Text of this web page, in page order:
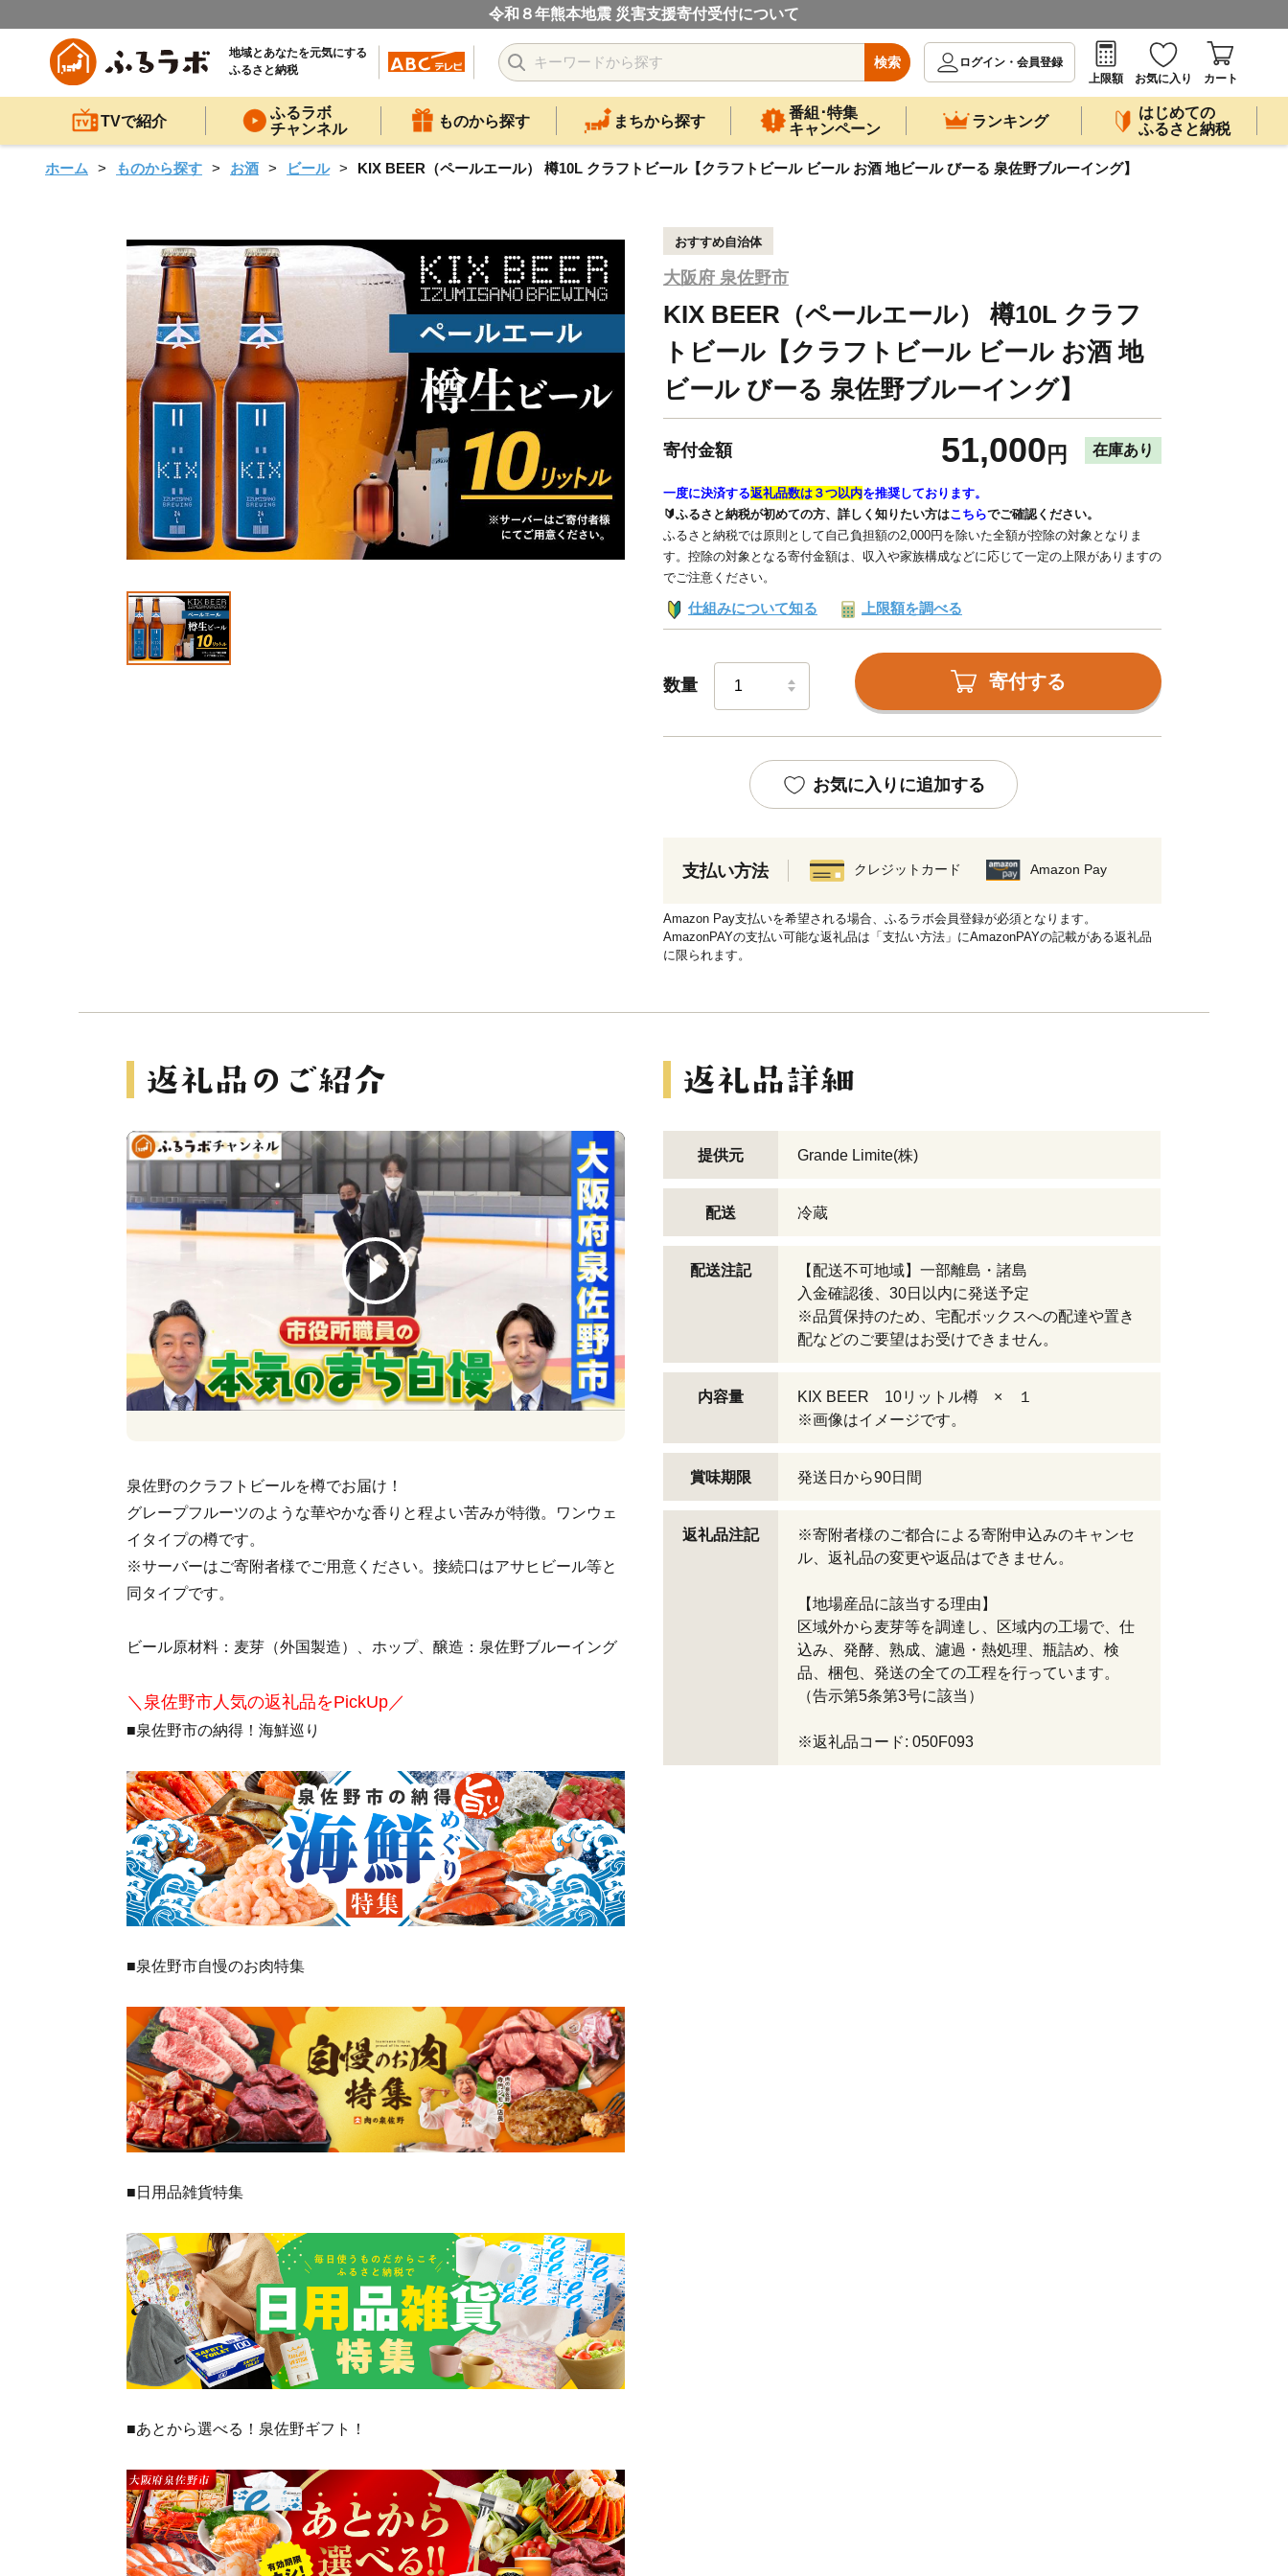
令和８年熊本地震 災害支援寄付受付について
地域とあなたを元気にする
ふるさと納税
検索
ログイン・会員登録
上限額
お気に入り カート
TVで紹介
ふるラボ
チャンネル
ものから探す まちから探す
番組･特集
キャンペーン
ランキング
はじめての
ふるさと納税
ホーム ものから探す お酒 ビール KIX BEER（ペールエール） 樽10L クラフトビール【クラフトビール ビール お酒 地ビール びーる 泉佐野ブルーイング】
おすすめ自治体
大阪府 泉佐野市
KIX BEER（ペールエール） 樽10L クラフ
トビール【クラフトビール ビール お酒 地
ビール びーる 泉佐野ブルーイング】
寄付金額 51,000 円 在庫あり
一度に決済する返礼品数は３つ以内を推奨しております。
🔰ふるさと納税が初めての方、詳しく知りたい方はこちらでご確認ください。
ふるさと納税では原則として自己負担額の2,000円を除いた全額が控除の対象となりま
す。控除の対象となる寄付金額は、収入や家族構成などに応じて一定の上限がありますの
でご注意ください。
仕組みについて知る 上限額を調べる
数量 寄付する
お気に入りに追加する
支払い方法 クレジットカード Amazon Pay
Amazon Pay支払いを希望される場合、ふるラボ会員登録が必須となります。
AmazonPAYの支払い可能な返礼品は「支払い方法」にAmazonPAYの記載がある返礼品
に限られます。
泉佐野のクラフトビールを樽でお届け！
グレープフルーツのような華やかな香りと程よい苦みが特徴。ワンウェ
イタイプの樽です。
※サーバーはご寄附者様でご用意ください。接続口はアサヒビール等と
同タイプです。
ビール原材料：麦芽（外国製造）、ホップ、醸造：泉佐野ブルーイング
＼泉佐野市人気の返礼品をPickUp／
■泉佐野市の納得！海鮮巡り
■泉佐野市自慢のお肉特集
■日用品雑貨特集
■あとから選べる！泉佐野ギフト！
提供元 Grande Limite(株)
配送 冷蔵
配送注記
【配送不可地域】一部離島・諸島
入金確認後、30日以内に発送予定
※品質保持のため、宅配ボックスへの配達や置き
配などのご要望はお受けできません。
内容量
KIX BEER 10リットル樽 × １
※画像はイメージです。
賞味期限 発送日から90日間
返礼品注記
※寄附者様のご都合による寄附申込みのキャンセ
ル、返礼品の変更や返品はできません。
【地場産品に該当する理由】
区域外から麦芽等を調達し、区域内の工場で、仕
込み、発酵、熟成、濾過・熱処理、瓶詰め、検
品、梱包、発送の全ての工程を行っています。
（告示第5条第3号に該当）
※返礼品コード: 050F093